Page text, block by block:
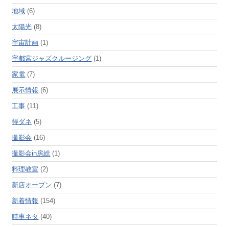
地域 (6)
太陽光 (8)
宇宙計画 (1)
宇都宮ジャズクルージング (1)
家電 (7)
展示情報 (6)
工事 (11)
得ダネ (5)
撮影会 (16)
撮影会in房総 (1)
料理教室 (2)
新店オープン (7)
新着情報 (154)
時事ネタ (40)